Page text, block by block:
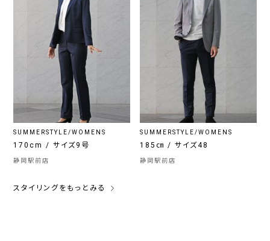
SUMMERSTYLE/WOMENS
170cm / サイズ9号
静岡駅前店
SUMMERSTYLE/WOMENS
185㎝ / サイズ48
静岡駅前店
スタイリングをもっとみる